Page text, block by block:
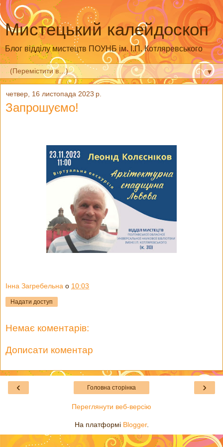
Мистецький калейдоскоп
Блог відділу мистецтв ПОУНБ ім. І.П. Котляревського
▼
четвер, 16 листопада 2023 р.
Запрошуємо!
Інна Загребельна о 10:03
Надати доступ
Немає коментарів:
Дописати коментар
‹ ›
Головна сторінка
Переглянути веб-версію
На платформі Blogger.